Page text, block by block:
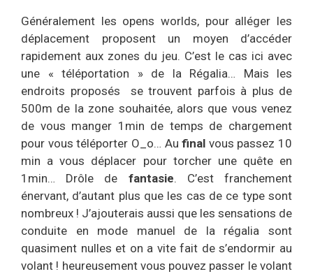
Généralement les opens worlds, pour alléger les
déplacement proposent un moyen d’accéder
rapidement aux zones du jeu. C’est le cas ici avec
une « téléportation » de la Régalia… Mais les
endroits proposés se trouvent parfois à plus de
500m de la zone souhaitée, alors que vous venez
de vous manger 1min de temps de chargement
pour vous téléporter O_o… Aufinal vous passez 10
min a vous déplacer pour torcher une quête en
1min… Drôle de fantasie. C’est franchement
énervant, d’autant plus que les cas de ce type sont
nombreux ! J’ajouterais aussi que les sensations de
conduite en mode manuel de la régalia sont
quasiment nulles et on a vite fait de s’endormir au
volant ! heureusement vous pouvez passer le volant